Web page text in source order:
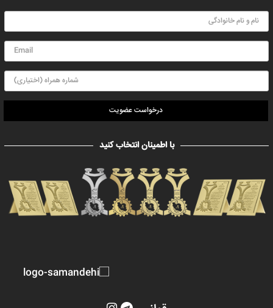
درخواست عضویت
با اطمینان انتخاب کنید